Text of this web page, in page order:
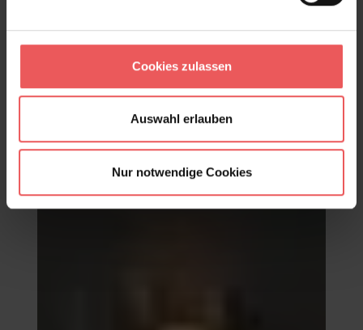
Cookies zulassen
Auswahl erlauben
Nur notwendige Cookies